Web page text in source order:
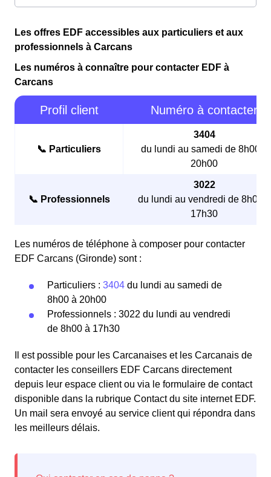
Les offres EDF accessibles aux particuliers et aux
professionnels à Carcans
Les numéros à connaître pour contacter EDF à
Carcans
Profil client Numéro à contacter
📞 Particuliers
3404
du lundi au samedi de 8h00 à
20h00
📞 Professionnels
3022
du lundi au vendredi de 8h00 à
17h30
Les numéros de téléphone à composer pour contacter
EDF Carcans (Gironde) sont :
Particuliers : 3404 du lundi au samedi de
8h00 à 20h00
Professionnels : 3022 du lundi au vendredi
de 8h00 à 17h30
Il est possible pour les Carcanaises et les Carcanais de
contacter les conseillers EDF Carcans directement
depuis leur espace client ou via le formulaire de contact
disponible dans la rubrique Contact du site internet EDF.
Un mail sera envoyé au service client qui répondra dans
les meilleurs délais.